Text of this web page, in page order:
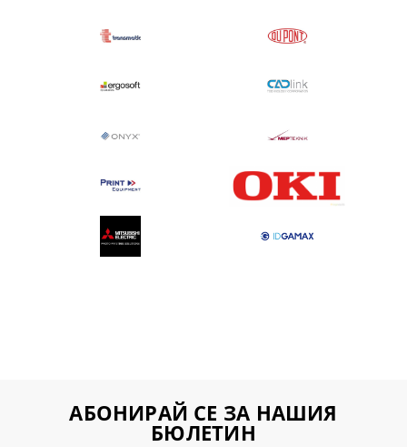
АБОНИРАЙ СЕ ЗА НАШИЯ
БЮЛЕТИН